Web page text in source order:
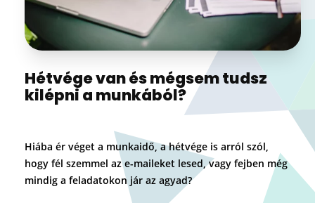
Hétvége van és mégsem tudsz
kilépni a munkából?
Hiába ér véget a munkaidő, a hétvége is arról szól,
hogy fél szemmel az e-maileket lesed, vagy fejben még
mindig a feladatokon jár az agyad?